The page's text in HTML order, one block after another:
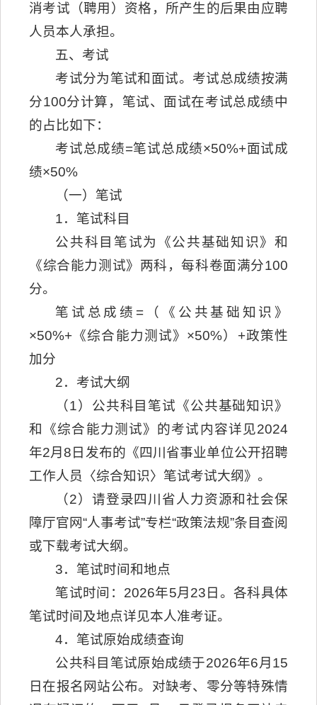
消考试（聘用）资格，所产生的后果由应聘
人员本人承担。
五、考试
考试分为笔试和面试。考试总成绩按满
分100分计算，笔试、面试在考试总成绩中
的占比如下：
考试总成绩=笔试总成绩×50%+面试成
绩×50%
（一）笔试
1．笔试科目
公共科目笔试为《公共基础知识》和
《综合能力测试》两科，每科卷面满分100
分。
笔试总成绩=（《公共基础知识》
×50%+《综合能力测试》×50%）+政策性
加分
2．考试大纲
（1）公共科目笔试《公共基础知识》
和《综合能力测试》的考试内容详见2024
年2月8日发布的《四川省事业单位公开招聘
工作人员〈综合知识〉笔试考试大纲》。
（2）请登录四川省人力资源和社会保
障厅官网“人事考试”专栏“政策法规”条目查阅
或下载考试大纲。
3．笔试时间和地点
笔试时间：2026年5月23日。各科具体
笔试时间及地点详见本人准考证。
4．笔试原始成绩查询
公共科目笔试原始成绩于2026年6月15
日在报名网站公布。对缺考、零分等特殊情